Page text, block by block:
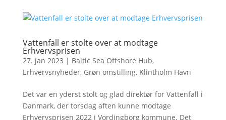
Vattenfall er stolte over at modtage
Erhvervsprisen
27. jan 2023 | Baltic Sea Offshore Hub,
Erhvervsnyheder, Grøn omstilling, Klintholm Havn
Det var en yderst stolt og glad direktør for Vattenfall i
Danmark, der torsdag aften kunne modtage
Erhvervsprisen 2022 i Vordingborg kommune. Det